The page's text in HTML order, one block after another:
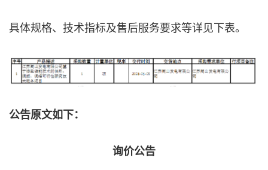
具体规格、技术指标及售后服务要求等详见下表。
公告原文如下：
询价公告